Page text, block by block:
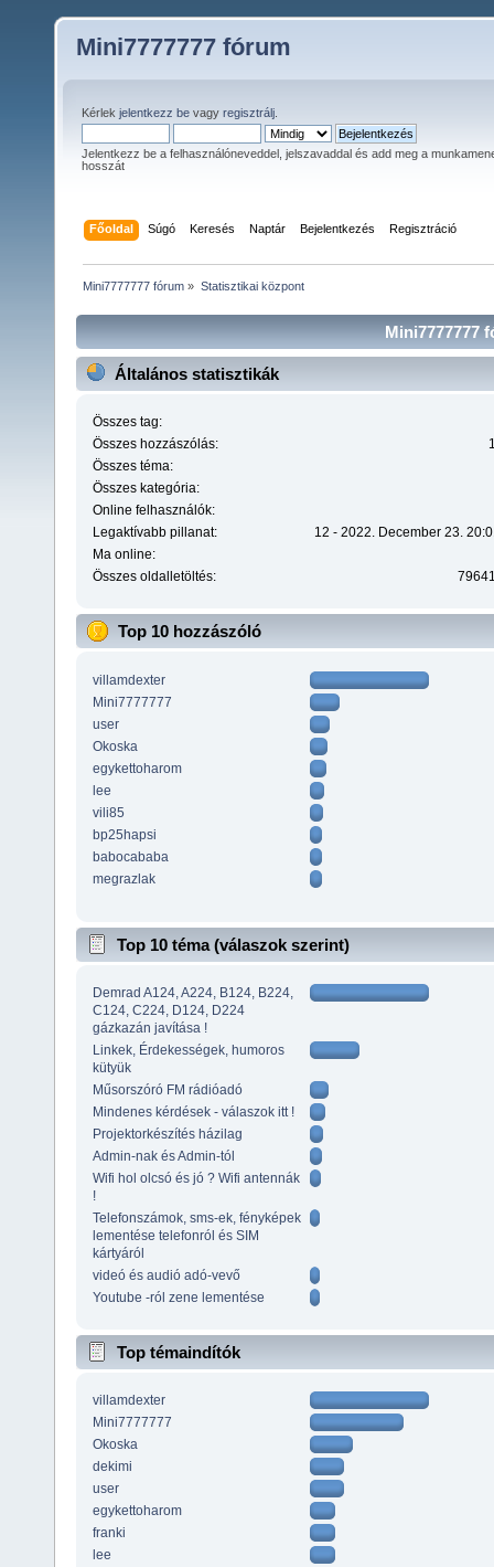
Mini7777777 fórum
Kérlek jelentkezz be vagy regisztrálj
Jelentkezz be a felhasználóneveddel, jelszavaddal és add meg a
hosszát
Főoldal Súgó Keresés Naptár Bejelentkezés Regisztráció
Mini7777777 fórum » Statisztikai központ
Mini7777777
Általános statisztikák
Összes tag:
Összes hozzászólás:
Összes téma:
Összes kategória:
Online felhasználók:
Legaktívabb pillanat:
12 - 2022. December 23.
Ma online:
Összes oldalletöltés:
Top 10 hozzászóló
villamdexter
Mini7777777
user
Okoska
egykettoharom
lee
vili85
bp25hapsi
babocababa
megrazlak
Top 10 téma (válaszok szerint)
Demrad A124, A224, B124, B224,
C124, C224, D124, D224
gázkazán javítása !
Linkek, Érdekességek, humoros
kütyük
Műsorszóró FM rádióadó
Mindenes kérdések - válaszok itt !
Projektorkészítés házilag
Admin-nak és Admin-tól
Wifi hol olcsó és jó ? Wifi antennák
!
Telefonszámok, sms-ek, fényképek
lementése telefonról és SIM
kártyáról
videó és audió adó-vevő
Youtube -ról zene lementése
Top témaindítók
villamdexter
Mini7777777
Okoska
dekimi
user
egykettoharom
franki
lee